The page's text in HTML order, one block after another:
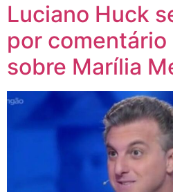
Luciano Huck
por
sobre Marília